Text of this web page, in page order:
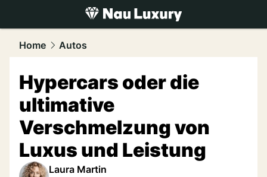
luxury.NAU.ch
Home Autos
Hypercars oder die
ultimative
Verschmelzung von
Luxus und Leistung
Laura Martin